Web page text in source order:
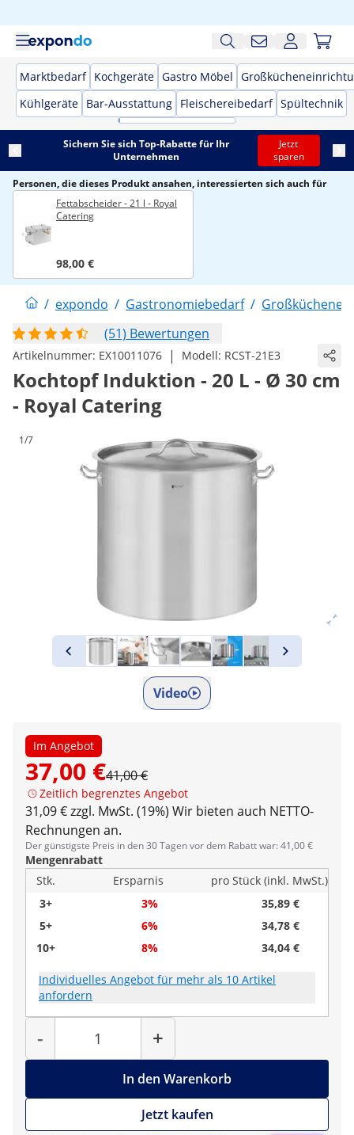
Marktbedarf Kochgeräte Gastro Möbel
Kühlgeräte Bar-Ausstattung Fleischereibedarf Spültechnik
Sichern Sie sich Top-Rabatte für Ihr
Unternehmen
Jetzt
sparen
Personen, die dieses Produkt ansahen, interessierten sich auch für
Fettabscheider - 21 l - Royal
Catering
98,00 €
/ expondo / Gastronomiebedarf /
(51) Bewertungen
Artikelnummer: EX10011076 | Modell: RCST-21E3
Kochtopf Induktion - 20 L - Ø 30 cm
- Royal Catering
1/7
Video
Im Angebot
37,00 €41,00 €
Zeitlich begrenztes Angebot
31,09 € zzgl. MwSt. (19%) Wir bieten auch NETTO-
Rechnungen an.
Der günstigste Preis in den 30 Tagen vor dem Rabatt war: 41,00 €
Mengenrabatt
Stk.
Ersparnis
pro Stück (inkl. MwSt.)
3+
3%
35,89 €
5+
6%
34,78 €
10+
8% 34,04 €
Individuelles Angebot für mehr als 10 Artikel
anfordern
-
Menge
+
In den Warenkorb
Jetzt kaufen